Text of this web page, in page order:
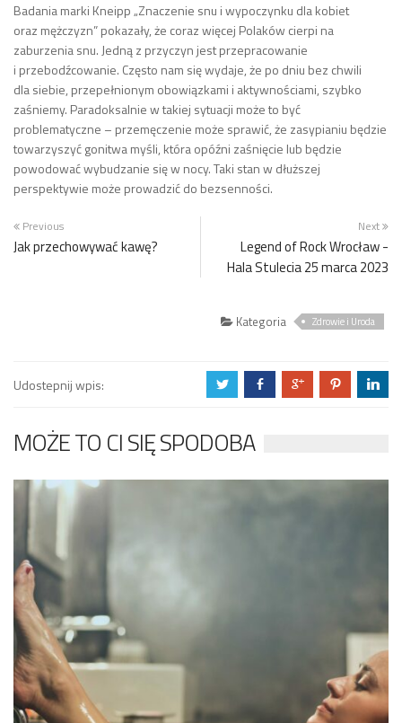
Badania marki Kneipp „Znaczenie snu i wypoczynku dla kobiet
oraz mężczyzn” pokazały, że coraz więcej Polaków cierpi na
zaburzenia snu. Jedną z przyczyn jest przepracowanie
i przebodźcowanie. Często nam się wydaje, że po dniu bez chwili
dla siebie, przepełnionym obowiązkami i aktywnościami, szybko
zaśniemy. Paradoksalnie w takiej sytuacji może to być
problematyczne – przemęczenie może sprawić, że zasypianiu będzie
towarzyszyć gonitwa myśli, która opóźni zaśnięcie lub będzie
powodować wybudzanie się w nocy. Taki stan w dłuższej
perspektywie może prowadzić do bezsenności.
Previous
Jak przechowywać kawę?
Next
Legend of Rock Wrocław -
Hala Stulecia 25 marca 2023
Kategoria Zdrowie i Uroda
Udostepnij wpis: a b c d j
MOŻE TO CI SIĘ SPODOBA